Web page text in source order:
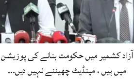
آزاد کشمیر میں حکومت بنانے کی پوزیشن
میں ہیں ، مینڈیٹ چھیننے نہیں دیں…